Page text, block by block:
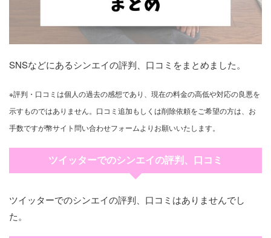
SNSなどにあるシンエイの評判、口コミをまとめました。
※評判・口コミは個人の過去の感想であり、現在の料金の高低や対応の良悪を
示すものではありません。口コミ追加もしくは削除依頼をご希望の方は、お
手数ですが幣サイト問い合わせフォームよりお願いいたします。
ツイッターでのシンエイの評判、口コミ
ツイッターでのシンエイの評判、口コミはありませんでし
た。